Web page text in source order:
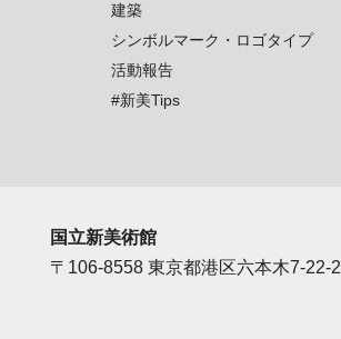
建築
シンボルマーク・ロゴタイプ
活動報告
#新美Tips
国立新美術館
〒106-8558 東京都港区六本木7-22-2